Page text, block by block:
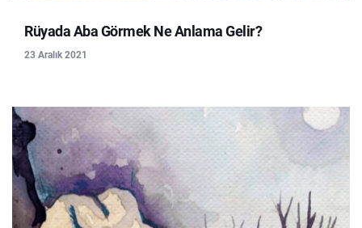
Rüyada Aba Görmek Ne Anlama Gelir?
23 Aralık 2021